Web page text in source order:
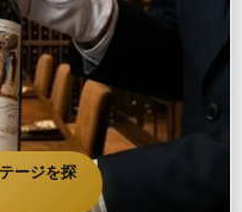
ージを探